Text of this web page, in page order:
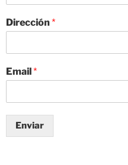
Dirección *
Email*
Enviar